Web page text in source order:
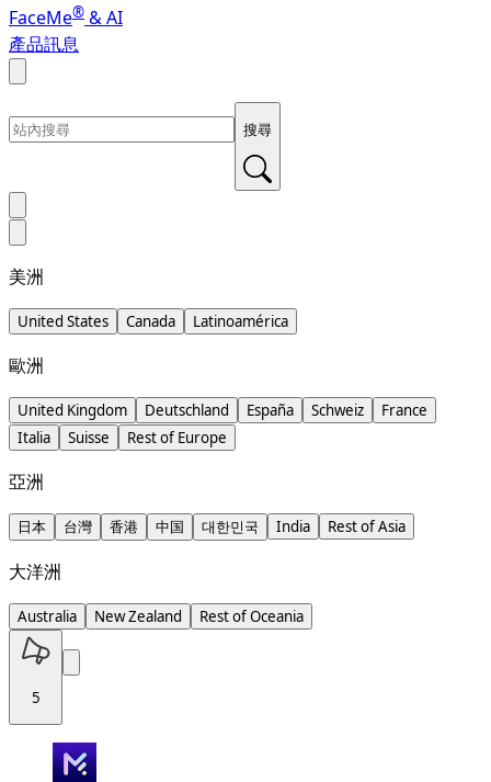
FaceMe® & AI
產品訊息
搜尋
美洲
United States Canada Latinoamérica
歐洲
United Kingdom Deutschland España Schweiz
France
Italia
Suisse Rest of Europe
亞洲
日本 台灣 香港 中国 대한민국 India Rest of Asia
大洋洲
Australia New Zealand Rest of Oceania
5